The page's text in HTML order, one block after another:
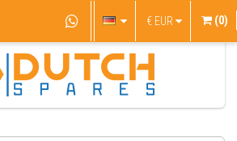
€ EUR (0)